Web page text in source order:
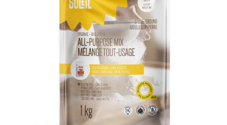
ADD TO CART / DETAILS